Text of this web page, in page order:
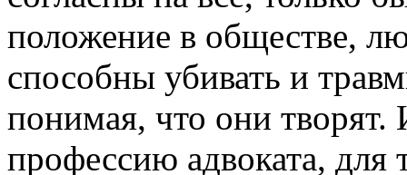
положение в обществе,
способны убивать и
понимая, что они
профессию адвоката, для